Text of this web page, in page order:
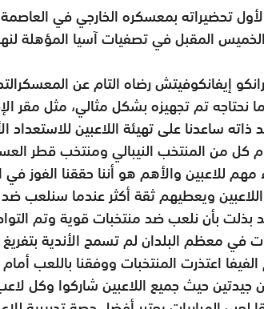
تحضيراته بمعسكره الخارجي في
المقبل في تصفيات آسيا المؤهلة
إيفانكوفيتش رضاه التام عن
تم تجهيزه بشكل مثالي، مثل مقر
ساعدنا على تهيئة اللاعبين للاستعداد
كل من المنتخب النيبالي ومنتخب قطر
للاعبين والأهم هو أننا حققنا الفوز في
ويعطيهم ثقة أكثر عندما سنلعب ضد
بأن نلعب ضد منتخبات قوية وتم
معظم البلدان لم تسمح الأندية بتفريغ
اعتذرت المنتخبات ووفقنا باللعب